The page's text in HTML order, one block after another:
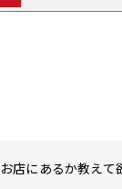
店にあるか教えて